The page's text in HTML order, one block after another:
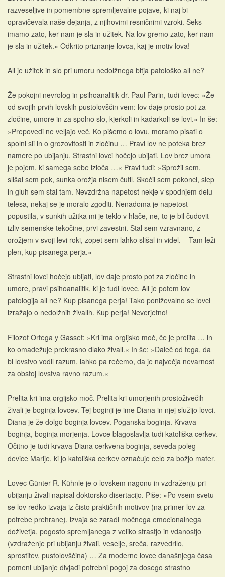
razveseljive in pomembne spremljevalne pojave, ki naj bi
opravičevala naše dejanja, z njihovimi resničnimi vzroki. Seks
imamo zato, ker nam je sla in užitek. Na lov gremo zato, ker nam
je sla in užitek.« Odkrito priznanje lovca, kaj je motiv lova!
Ali je užitek in slo pri umoru nedolžnega bitja patološko ali ne?
Že pokojni nevrolog in psihoanalitik dr. Paul Parin, tudi lovec: »Že
od svojih prvih lovskih pustolovščin vem: lov daje prosto pot za
zločine, umore in za spolno slo, kjerkoli in kadarkoli se lovi.« In še:
»Prepovedi ne veljajo več. Ko pišemo o lovu, moramo pisati o
spolni sli in o grozovitosti in zločinu … Pravi lov ne poteka brez
namere po ubijanju. Strastni lovci hočejo ubijati. Lov brez umora
je pojem, ki samega sebe izloča …« Pravi tudi: »Sprožil sem,
slišal sem pok, sunka orožja nisem čutil. Skočil sem pokonci, slep
in gluh sem stal tam. Nevzdržna napetost nekje v spodnjem delu
telesa, nekaj se je moralo zgoditi. Nenadoma je napetost
popustila, v sunkih užitka mi je teklo v hlače, ne, to je bil čudovit
izliv semenske tekočine, prvi zavestni. Stal sem vzravnano, z
orožjem v svoji levi roki, zopet sem lahko slišal in videl. – Tam leži
plen, kup pisanega perja.«
Strastni lovci hočejo ubijati, lov daje prosto pot za zločine in
umore, pravi psihoanalitik, ki je tudi lovec. Ali je potem lov
patologija ali ne? Kup pisanega perja! Tako poniževalno se lovci
izražajo o nedolžnih živalih. Kup perja! Neverjetno!
Filozof Ortega y Gasset: »Kri ima orgijsko moč, če je prelita … in
ko omadežuje prekrasno dlako živali.« In še: »Daleč od tega, da
bi lovstvo vodil razum, lahko pa rečemo, da je največja nevarnost
za obstoj lovstva ravno razum.«
Prelita kri ima orgijsko moč. Prelita kri umorjenih prostoživečih
živali je boginja lovcev. Tej boginji je ime Diana in njej služijo lovci.
Diana je že dolgo boginja lovcev. Poganska boginja. Krvava
boginja, boginja morjenja. Lovce blagoslavlja tudi katoliška cerkev.
Očitno je tudi krvava Diana cerkvena boginja, seveda poleg
device Marije, ki jo katoliška cerkev označuje celo za božjo mater.
Lovec Günter R. Kühnle je o lovskem nagonu in vzdraženju pri
ubijanju živali napisal doktorsko disertacijo. Piše: »Po vsem svetu
se lov redko izvaja iz čisto praktičnih motivov (na primer lov za
potrebe prehrane), izvaja se zaradi močnega emocionalnega
doživetja, pogosto spremljanega z veliko strastjo in vdanostjo
(vzdraženje pri ubijanju živali, veselje, sreča, razvedrilo,
sprostitev, pustolovščina) … Za moderne lovce današnjega časa
pomeni ubijanje divjadi potrebni pogoj za dosego strastno